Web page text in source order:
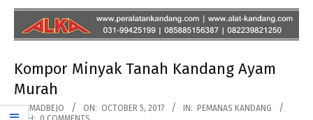
Kompor Minyak Tanah Kandang Ayam
Murah
2017-
BY: MADBEJO ON: OCTOBER 5, 2017 IN:
PEMANAS KANDANG